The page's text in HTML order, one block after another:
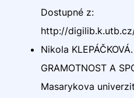
Dostupné z:
http://
Nikola
GRAMOTNOST A
Masarykova